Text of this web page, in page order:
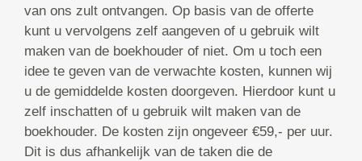
van ons zult ontvangen. Op basis van de offerte
kunt u vervolgens zelf aangeven of u gebruik wilt
maken van de boekhouder of niet. Om u toch een
idee te geven van de verwachte kosten, kunnen wij
u de gemiddelde kosten doorgeven. Hierdoor kunt u
zelf inschatten of u gebruik wilt maken van de
boekhouder. De kosten zijn ongeveer €59,- per uur.
Dit is dus afhankelijk van de taken die de